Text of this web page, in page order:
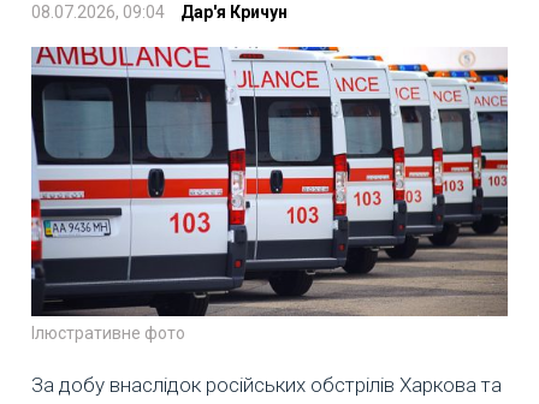
08.07.2026, 09:04 Дар'я Кричун
Ілюстративне фото
За добу внаслідок російських обстрілів Харкова та